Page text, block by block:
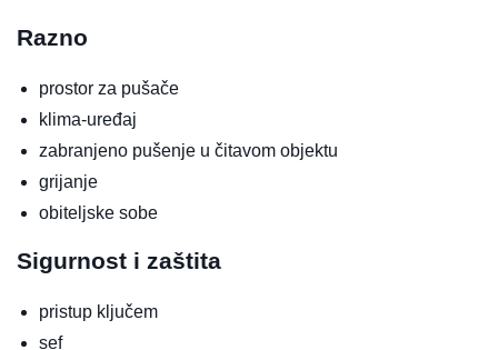
Razno
prostor za pušače
klima-uređaj
zabranjeno pušenje u čitavom objektu
grijanje
obiteljske sobe
Sigurnost i zaštita
pristup ključem
sef